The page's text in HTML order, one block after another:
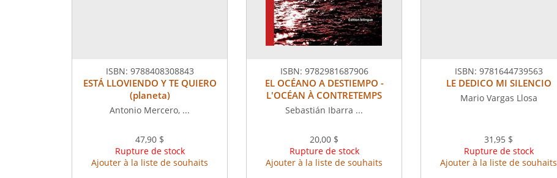
ISBN: 9788408308843
ESTÁ LLOVIENDO Y TE QUIERO
(planeta)
Antonio Mercero, ...
47,90 $
Rupture de stock
Ajouter à la liste de souhaits
ISBN: 9782981687906
EL OCÉANO A DESTIEMPO -
L'OCÉAN À CONTRETEMPS
Sebastián Ibarra ...
20,00 $
Rupture de stock
Ajouter à la liste de souhaits
ISBN: 9781644739563
LE DEDICO MI SILENCIO
Mario Vargas Llosa
31,95 $
Rupture de stock
Ajouter à la liste de souhaits